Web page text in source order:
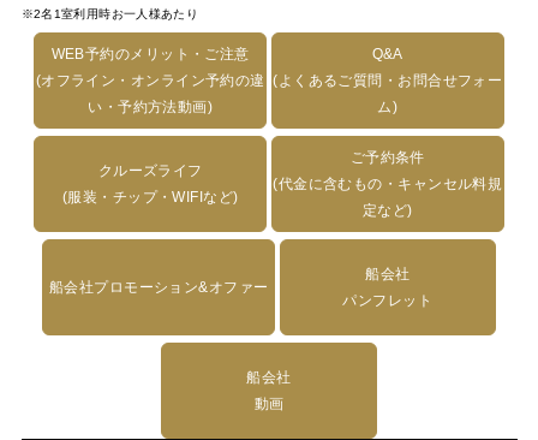
※2名1室利用時お一人様あたり
WEB予約のメリット・ご注意
(オフライン・オンライン予約の違
い・予約方法動画)
Q&A
(よくあるご質問・お問合せフォー
ム)
クルーズライフ
(服装・チップ・WIFIなど)
ご予約条件
(代金に含むもの・キャンセル料規
定など)
船会社プロモーション&オファー
船会社
パンフレット
船会社
動画